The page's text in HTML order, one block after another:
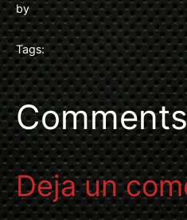
by
Tags:
Comments
Deja un